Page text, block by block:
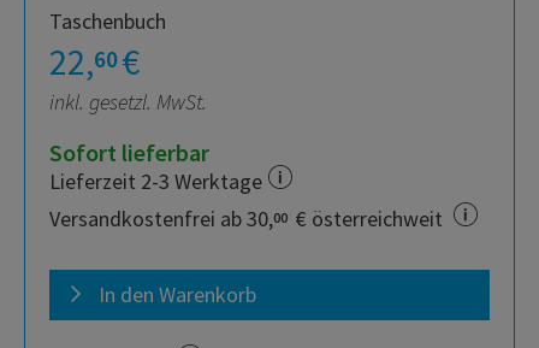
Taschenbuch
22,60€
inkl. gesetzl. MwSt.
Sofort lieferbar
Lieferzeit 2-3 Werktage
Versandkostenfrei ab 30,00 € österreichweit
In den Warenkorb